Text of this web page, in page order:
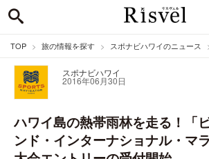
TOP 旅の情報を探す スポナビハワイのニュース
スポナビハワイ
2016年06月30日
ハワイ島の熱帯雨林を走る！「
ンド・インターナショナル・マ